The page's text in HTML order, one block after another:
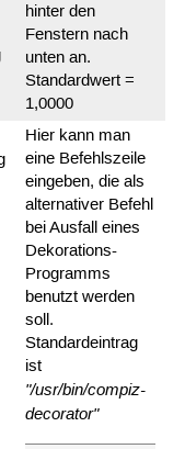
hinter den
Fenstern nach
unten an.
Standardwert =
1,0000
Hier kann man
eine Befehlszeile
eingeben, die als
alternativer Befehl
bei Ausfall eines
Dekorations-
Programms
benutzt werden
soll.
Standardeintrag
ist
"/usr/bin/compiz-
decorator"